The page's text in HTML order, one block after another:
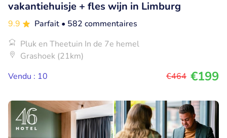
vakantiehuisje + fles wijn in Limburg
9.9 Parfait • 582 commentaires
Pluk en Theetuin In de 7e hemel
Grashoek (21km)
Vendu : 10
€464 €199